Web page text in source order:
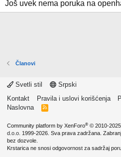
Još uvek nema poruka na
Članovi
Svetli stil
Srpski
Kontakt
Pravila i uslovi korišćenja
Naslovna
R
Community platform by XenForo® © 2010-
d.o.o. 1999-2026. Sva prava zadržana.
bez dozvole.
Krstarica ne snosi odgovornost za sadržaj